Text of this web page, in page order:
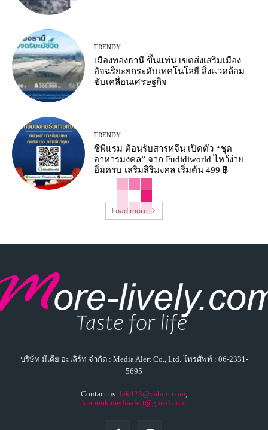
TRENDY
เมืองทองธานี ขึ้นแท่น เขตส่งเสริมเมือง
อัจฉริยะยกระดับเทคโนโลยี สิ่งแวดล้อม
ขับเคลื่อนเศรษฐกิจ
TRENDY
ซีพีแรม ต้อนรับสารทจีน เปิดตัว “ชุด
อาหารมงคล” จาก Fudidiworld ไหว้ง่าย
อิ่มครบ เสริมสิริมงคล เริ่มต้น 499 ฿
Load more
บริษัท มีเดีย อะเลิร์ท จำกัด : Media Alert Co., Ltd. โทรศัพท์ : 06-2331-
5695
Contact us: lek423@yahoo.com,
krapook.mediaalert@gmail.com